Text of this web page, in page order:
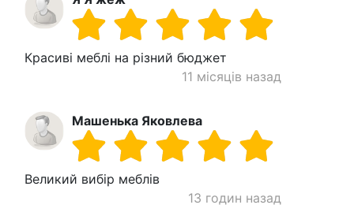
Красиві меблі на різний бюджет
11 місяців назад
Машенька Яковлева
Великий вибір меблів
13 годин назад